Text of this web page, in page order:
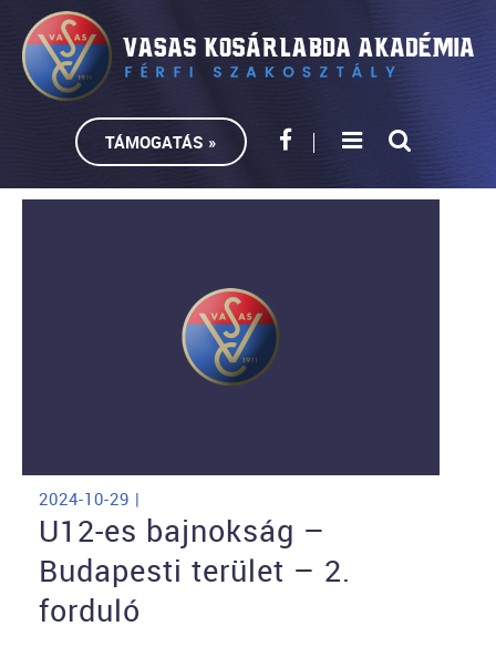
TÁMOGATÁS »
2024-10-29 |
U12-es bajnokság –
Budapesti terület – 2.
forduló